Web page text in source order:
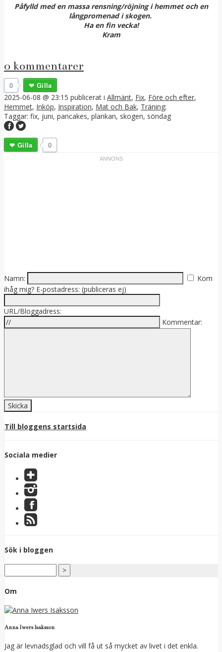
Påfylld med en massa rensning/röjning i hemmet och en
långpromenad i skogen.
Ha en fin vecka!
Kram
0 kommentarer
0
Gilla
2025-06-08 @ 23:15 publicerat i Allmänt, Fix, Före och efter,
Hemmet, Inköp, Inspiration, Mat och Bak, Träning;
Taggar: fix, juni, pancakes, plankan, skogen, söndag
0
Gilla
Namn:
Kom
ihåg mig? E-postadress: (publiceras ej)
URL/Bloggadress:
Kommentar:
Till bloggens startsida
Sociala medier
Sök i bloggen
Om
Anna Iwers Isaksson
Jag är levnadsglad och vill få ut så mycket av livet i det enkla.